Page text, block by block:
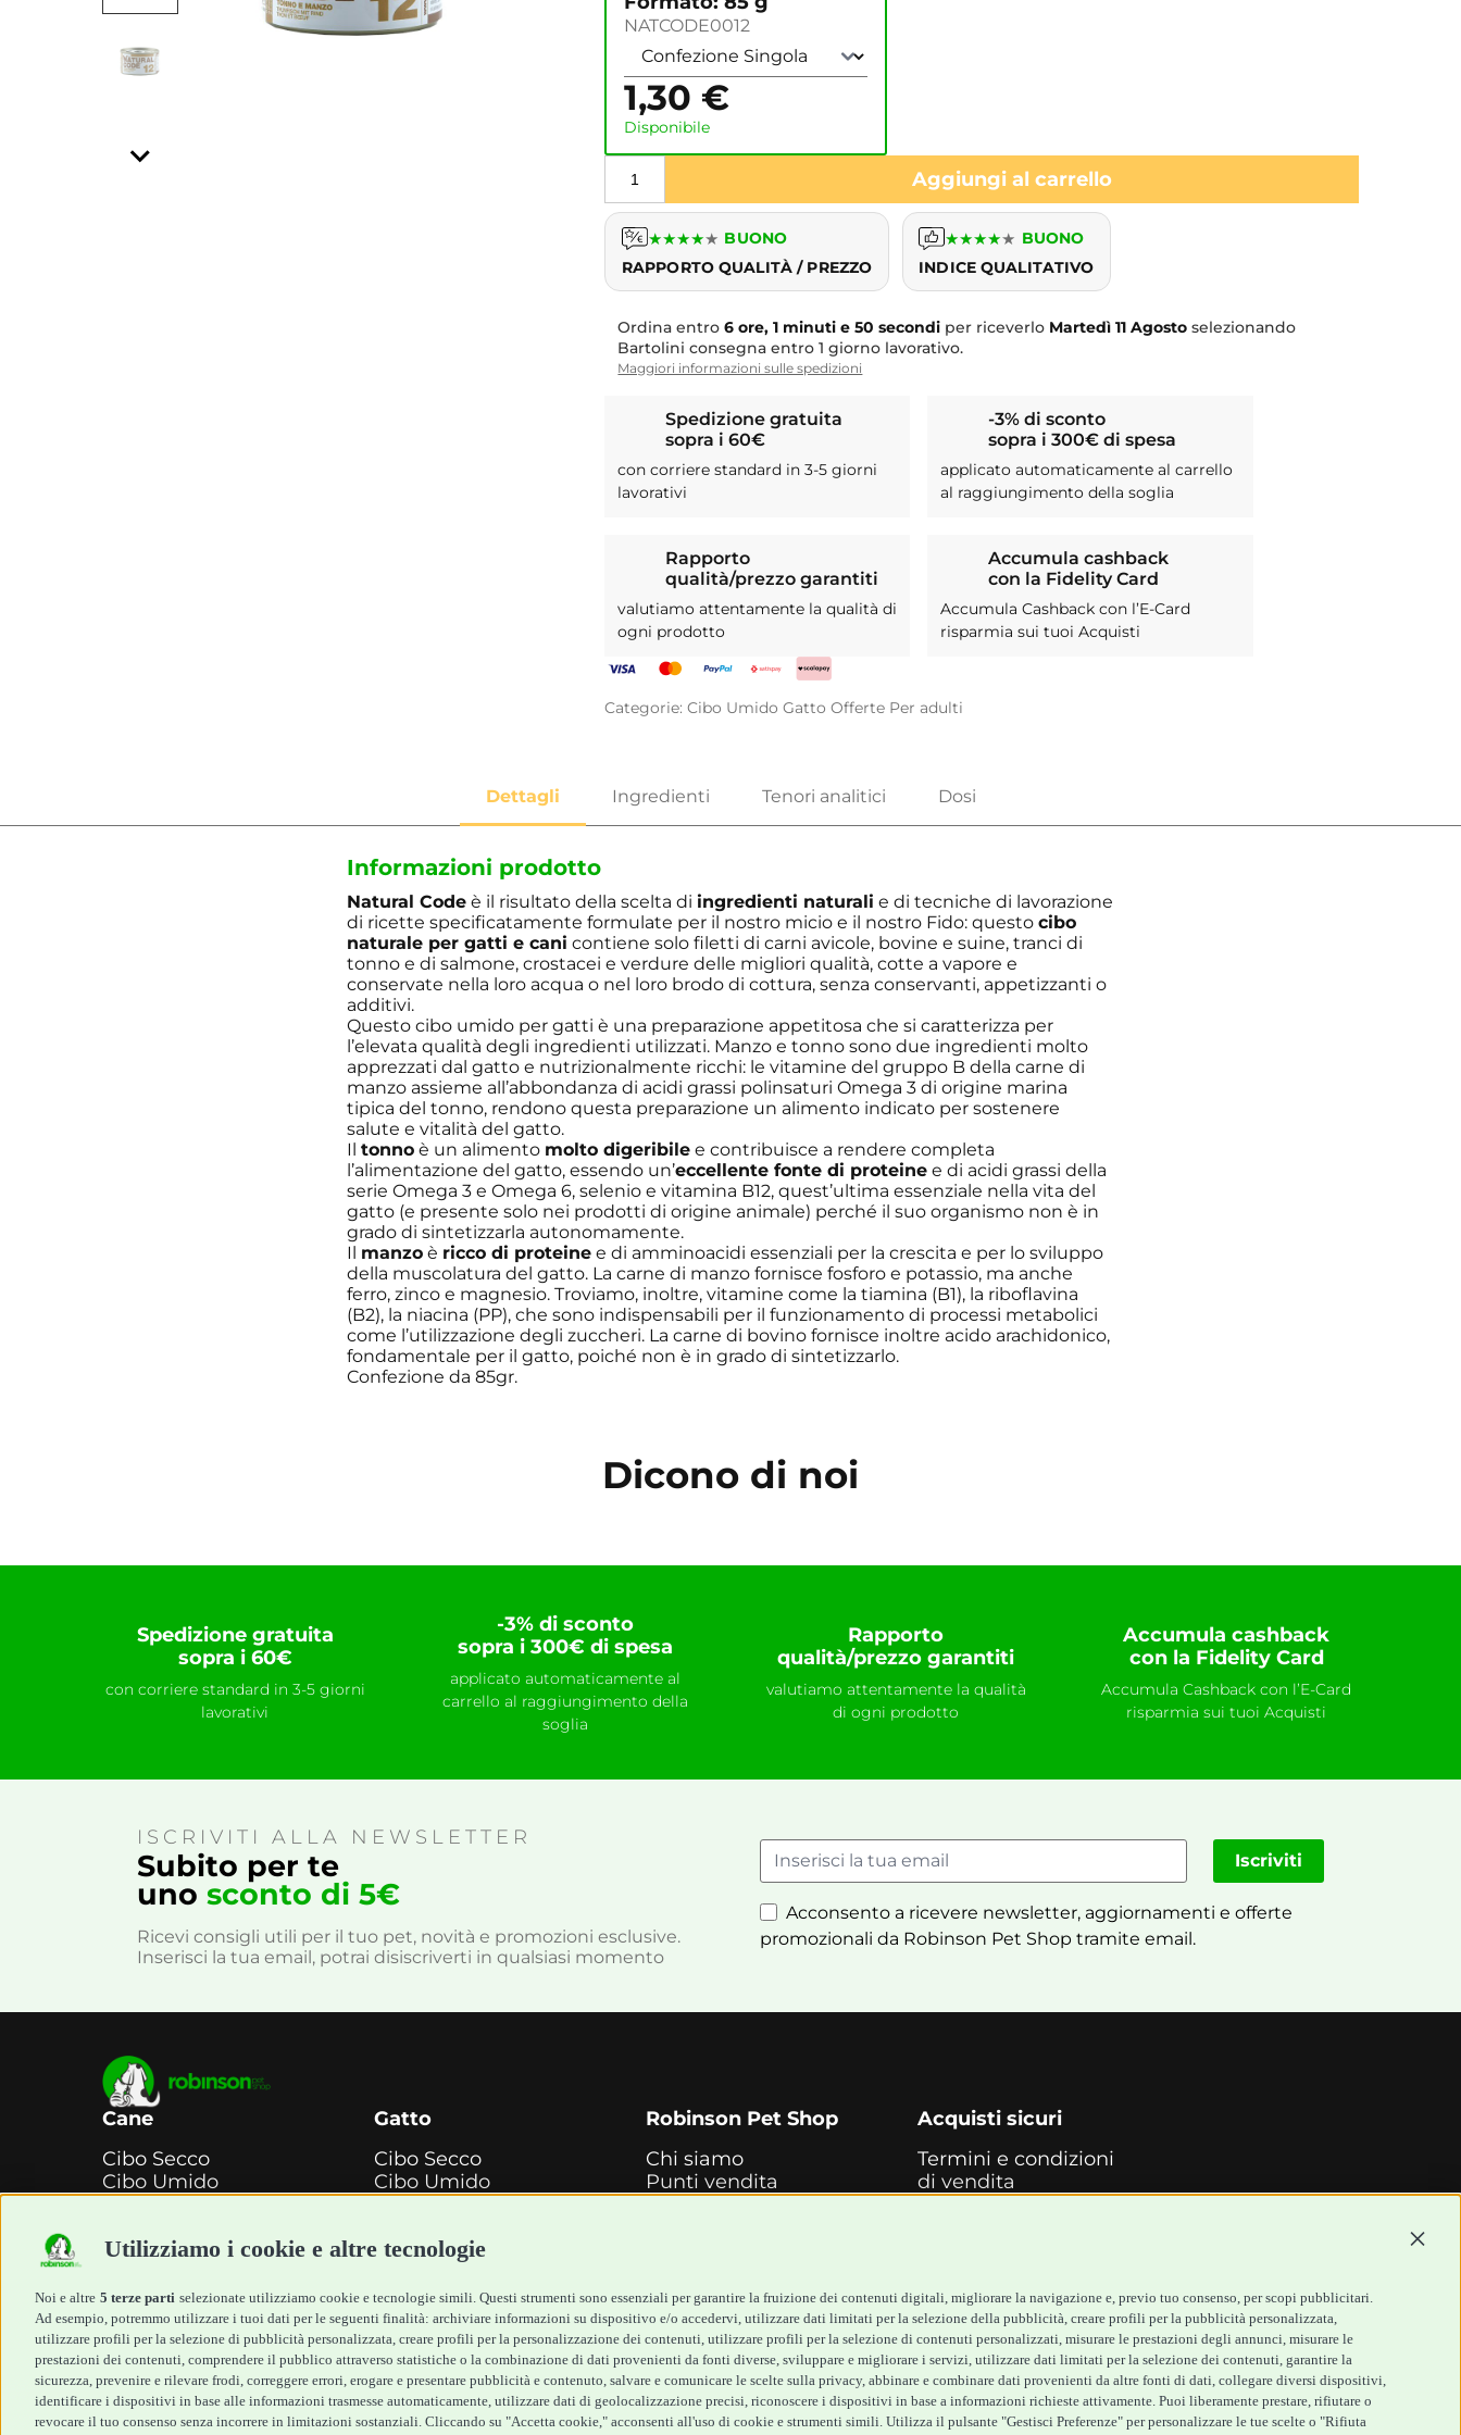
Utilizziamo i cookie e altre tecnologie
Noi e altre 5 terze parti selezionate utilizziamo cookie e tecnologie simili. Questi strumenti sono essenziali per garantire la fruizione dei contenuti digitali, migliorare la navigazione e, previo tuo consenso, per scopi pubblicitari.
Ad esempio, potremmo utilizzare i tuoi dati per le seguenti finalità: archiviare informazioni su dispositivo e/o accedervi, utilizzare dati limitati per la selezione della pubblicità, creare profili per la pubblicità personalizzata,
utilizzare profili per la selezione di pubblicità personalizzata, creare profili per la personalizzazione dei contenuti, utilizzare profili per la selezione di contenuti personalizzati, misurare le prestazioni degli annunci, misurare le
prestazioni dei contenuti, comprendere il pubblico attraverso statistiche o la combinazione di dati provenienti da fonti diverse, sviluppare e migliorare i servizi, utilizzare dati limitati per la selezione dei contenuti, garantire la
sicurezza, prevenire e rilevare frodi, correggere errori, erogare e presentare pubblicità e contenuto, salvare e comunicare le scelte sulla privacy, abbinare e combinare dati provenienti da altre fonti di dati, collegare diversi dispositivi,
identificare i dispositivi in base alle informazioni trasmesse automaticamente, utilizzare dati di geolocalizzazione precisi, riconoscere i dispositivi in base a informazioni richieste attivamente. Puoi liberamente prestare, rifiutare o
revocare il tuo consenso senza incorrere in limitazioni sostanziali. Cliccando su "Accetta cookie," acconsenti all'uso di cookie e strumenti simili. Utilizza il pulsante "Gestisci Preferenze" per personalizzare le tue scelte o "Rifiuta
NATCODE0012
1,30 €
Disponibile
Aggiungi al carrello
★★★★★ BUONO
RAPPORTO QUALITÀ / PREZZO
★★★★★ BUONO
INDICE QUALITATIVO
Ordina entro6 ore, 1 minuti e 49 secondi per riceverloMartedì 11 Agosto selezionando
Bartolini consegna entro 1 giorno lavorativo.
Maggiori informazioni sulle spedizioni
Spedizione gratuita
sopra i 60€
con corriere standard in 3-5 giorni
lavorativi
-3% di sconto
sopra i 300€ di spesa
applicato automaticamente al carrello
al raggiungimento della soglia
Rapporto
qualità/prezzo garantiti
valutiamo attentamente la qualità di
ogni prodotto
Accumula cashback
con la Fidelity Card
Accumula Cashback con l’E-Card
risparmia sui tuoi Acquisti
Categorie:Cibo Umido Gatto Offerte Per adulti
Informazioni prodotto
Natural Code è il risultato della scelta di ingredienti naturali e di tecniche di lavorazione
di ricette specificatamente formulate per il nostro micio e il nostro Fido: questocibo
naturale per gatti e cani contiene solo filetti di carni avicole, bovine e suine, tranci di
tonno e di salmone, crostacei e verdure delle migliori qualità, cotte a vapore e
conservate nella loro acqua o nel loro brodo di cottura, senza conservanti, appetizzanti o
additivi.
Questo cibo umido per gatti è una preparazione appetitosa che si caratterizza per
l’elevata qualità degli ingredienti utilizzati. Manzo e tonno sono due ingredienti molto
apprezzati dal gatto e nutrizionalmente ricchi: le vitamine del gruppo B della carne di
manzo assieme all’abbondanza di acidi grassi polinsaturi Omega 3 di origine marina
tipica del tonno, rendono questa preparazione un alimento indicato per sostenere
salute e vitalità del gatto.
Iltonno è un alimento molto digeribile e contribuisce a rendere completa
l’alimentazione del gatto, essendo un’eccellente fonte di proteine e di acidi grassi della
serie Omega 3 e Omega 6, selenio e vitamina B12, quest’ultima essenziale nella vita del
gatto (e presente solo nei prodotti di origine animale) perché il suo organismo non è in
grado di sintetizzarla autonomamente.
Il manzo è ricco di proteine e di amminoacidi essenziali per la crescita e per lo sviluppo
della muscolatura del gatto. La carne di manzo fornisce fosforo e potassio, ma anche
ferro, zinco e magnesio. Troviamo, inoltre, vitamine come la tiamina (B1), la riboflavina
(B2), la niacina (PP), che sono indispensabili per il funzionamento di processi metabolici
come l’utilizzazione degli zuccheri. La carne di bovino fornisce inoltre acido arachidonico,
fondamentale per il gatto, poiché non è in grado di sintetizzarlo.
Confezione da 85gr.
Dicono di noi
Spedizione gratuita
sopra i 60€
con corriere standard in 3-5 giorni
lavorativi
-3% di sconto
sopra i 300€ di spesa
applicato automaticamente al
carrello al raggiungimento della
soglia
Rapporto
qualità/prezzo garantiti
valutiamo attentamente la qualità
di ogni prodotto
Accumula cashback
con la Fidelity Card
Accumula Cashback con l’E-Card
risparmia sui tuoi Acquisti
ISCRIVITI ALLA NEWSLETTER
Subito per te
unosconto di 5€
Ricevi consigli utili per il tuo pet, novità e promozioni esclusive.
Inserisci la tua email, potrai disiscriverti in qualsiasi momento
Acconsento a ricevere newsletter, aggiornamenti e offerte
promozionali da Robinson Pet Shop tramite email.
Iscriviti
Cane
Cibo Secco
Cibo Umido
Diete Veterinarie
Igiene e Pulizia
Accessori
Cani Mini
Top Quality
Gatto
Cibo Secco
Cibo Umido
Diete Veterinarie
Igiene e Pulizia
Accessori
Top Quality
Robinson Pet Shop
Chi siamo
Punti vendita
Offerte
Promozioni
Recensioni Feedaty
Acquisti sicuri
Termini e condizioni
di vendita
Spedizioni